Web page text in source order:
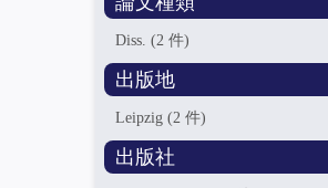
Diss.(2 件)
出版地
Leipzig(2 件)
出版社